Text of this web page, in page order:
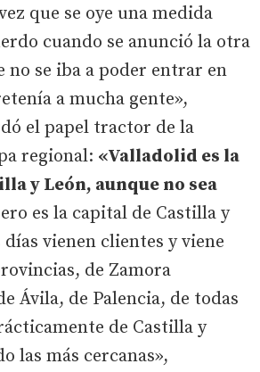
que se oye una medida
cuando se anunció la otra
no se iba a poder entrar en
a mucha gente»,
el papel tractor de la
regional: «Valladolid es la
y León, aunque no sea
es la capital de Castilla y
vienen clientes y viene
de Zamora
Ávila, de Palencia, de todas
de Castilla y
las más cercanas»,